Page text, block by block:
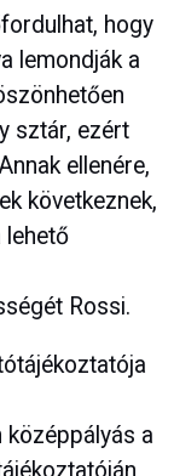
hogy
lemondják a
sztár, ezért
ellenére,
következnek,
lehető
Rossi.
középpályás a